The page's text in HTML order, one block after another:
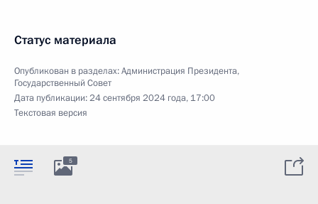
Статус материала
Опубликован в разделах:Администрация Президента,
Государственный Совет
Дата публикации:24 сентября 2024 года, 17:00
Текстовая версия
5